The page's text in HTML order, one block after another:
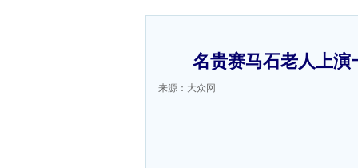
名贵赛马石老人上演
来源：大众网